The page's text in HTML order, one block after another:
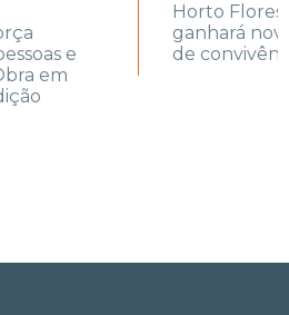
e
em
Horto
ganhará
de